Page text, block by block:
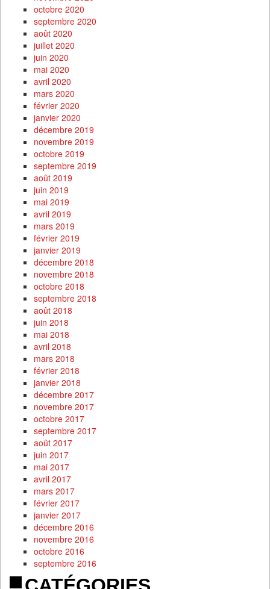
octobre 2020
septembre 2020
août 2020
juillet 2020
juin 2020
mai 2020
avril 2020
mars 2020
février 2020
janvier 2020
décembre 2019
novembre 2019
octobre 2019
septembre 2019
août 2019
juin 2019
mai 2019
avril 2019
mars 2019
février 2019
janvier 2019
décembre 2018
novembre 2018
octobre 2018
septembre 2018
août 2018
juin 2018
mai 2018
avril 2018
mars 2018
février 2018
janvier 2018
décembre 2017
novembre 2017
octobre 2017
septembre 2017
août 2017
juin 2017
mai 2017
avril 2017
mars 2017
février 2017
janvier 2017
décembre 2016
novembre 2016
octobre 2016
septembre 2016